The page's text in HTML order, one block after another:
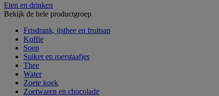
Eten en drinken
Bekijk de hele productgroep
Frisdrank, ijsthee en fruitsap
Koffie
Soep
Suiker en roerstaafjes
Thee
Water
Zoete koek
Zoetwaren en chocolade